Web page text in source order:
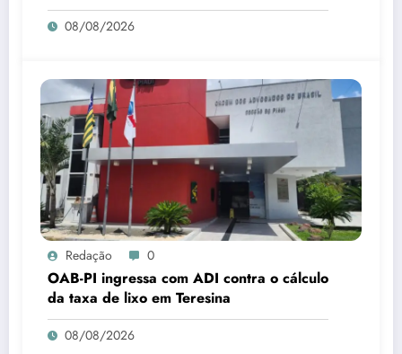
08/08/2026
Redação 0
OAB-PI ingressa com ADI contra o cálculo
da taxa de lixo em Teresina
08/08/2026